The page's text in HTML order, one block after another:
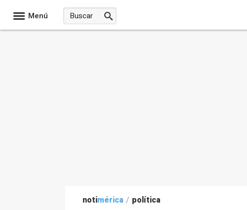
Menú
notimérica / política